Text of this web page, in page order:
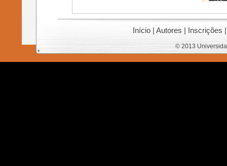
Início | Autores | Inscrições
© 2013